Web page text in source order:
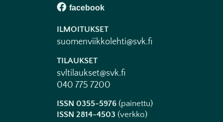
ILMOITUKSET
suomenviikkolehti@svk.fi
TILAUKSET
svltilaukset@svk.fi
040 775 7200
ISSN 0355-5976 (painettu)
ISSN 2814-4503 (verkko)